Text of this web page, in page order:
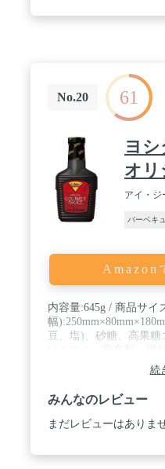
No.20 61
ヨ
オリ
アイ・ジ
バーベキ
Amazon
内容量:645g / 商品サイ
幅
豆、塩)、砂糖、高果糖
ブラント名: ヨシダソ
ー・エムトレーディン
続
みんなのレビュー
まだレビューはありま